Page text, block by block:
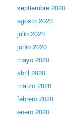
septiembre 2020
agosto 2020
julio 2020
junio 2020
mayo 2020
abril 2020
marzo 2020
febrero 2020
enero 2020